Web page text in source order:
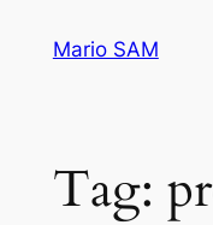
Mario SAM
Tag: